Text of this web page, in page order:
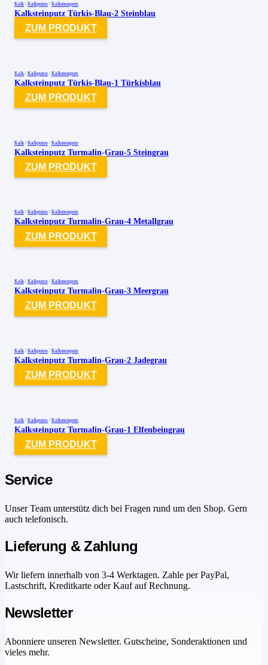
Kalk / Kalkputze / Kalksteinputz
Kalksteinputz Türkis-Blau-2 Steinblau
ZUM PRODUKT
Kalk / Kalkputze / Kalksteinputz
Kalksteinputz Türkis-Blau-1 Türkisblau
ZUM PRODUKT
Kalk / Kalkputze / Kalksteinputz
Kalksteinputz Turmalin-Grau-5 Steingrau
ZUM PRODUKT
Kalk / Kalkputze / Kalksteinputz
Kalksteinputz Turmalin-Grau-4 Metallgrau
ZUM PRODUKT
Kalk / Kalkputze / Kalksteinputz
Kalksteinputz Turmalin-Grau-3 Meergrau
ZUM PRODUKT
Kalk / Kalkputze / Kalksteinputz
Kalksteinputz Turmalin-Grau-2 Jadegrau
ZUM PRODUKT
Kalk / Kalkputze / Kalksteinputz
Kalksteinputz Turmalin-Grau-1 Elfenbeingrau
ZUM PRODUKT
Service
Unser Team unterstütz dich bei Fragen rund um den Shop. Gern
auch telefonisch.
Lieferung & Zahlung
Wir liefern innerhalb von 3-4 Werktagen. Zahle per PayPal,
Lastschrift, Kreditkarte oder Kauf auf Rechnung.
Newsletter
Abonniere unseren Newsletter. Gutscheine, Sonderaktionen und
vieles mehr.